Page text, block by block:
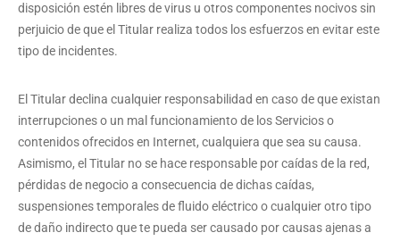
disposición estén libres de virus u otros componentes nocivos sin
perjuicio de que el Titular realiza todos los esfuerzos en evitar este
tipo de incidentes.
El Titular declina cualquier responsabilidad en caso de que existan
interrupciones o un mal funcionamiento de los Servicios o
contenidos ofrecidos en Internet, cualquiera que sea su causa.
Asimismo, el Titular no se hace responsable por caídas de la red,
pérdidas de negocio a consecuencia de dichas caídas,
suspensiones temporales de fluido eléctrico o cualquier otro tipo
de daño indirecto que te pueda ser causado por causas ajenas a